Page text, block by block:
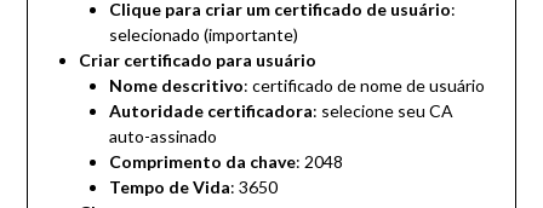
Clique para criar um certificado de usuário:
selecionado (importante)
Criar certificado para usuário
Nome descritivo: certificado de nome de usuário
Autoridade certificadora: selecione seu CA
auto-assinado
Comprimento da chave: 2048
Tempo de Vida: 3650